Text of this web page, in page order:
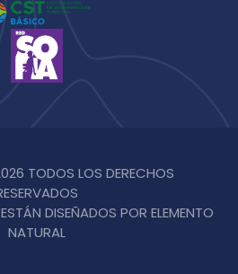
TODOS LOS DERECHOS
DISEÑADOS POR ELEMENTO
NATURAL